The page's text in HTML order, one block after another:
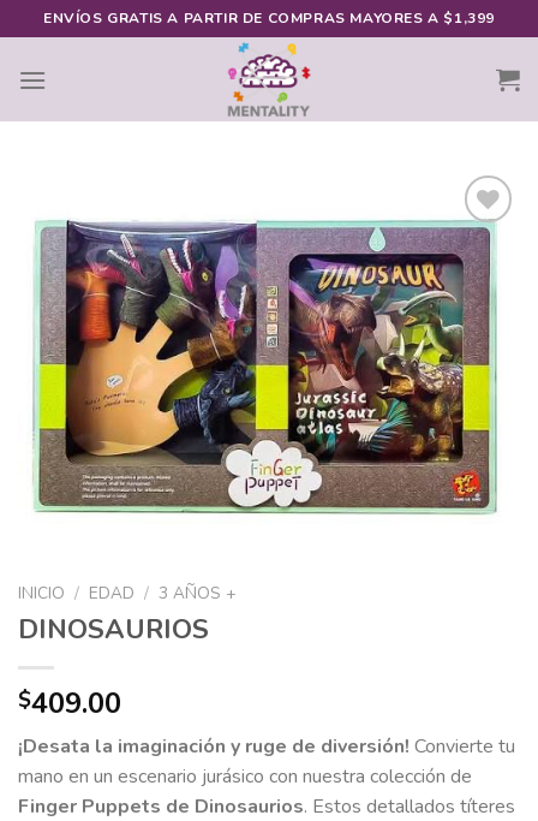
to
content
ENVÍOS GRATIS A PARTIR DE COMPRAS MAYORES A $1,399
Añadir
a la
lista de
deseos
INICIO / EDAD / 3 AÑOS +
DINOSAURIOS
$409.00
¡Desata la imaginación y ruge de diversión! Convierte tu
mano en un escenario jurásico con nuestra colección de
Finger Puppets de Dinosaurios. Estos detallados títeres